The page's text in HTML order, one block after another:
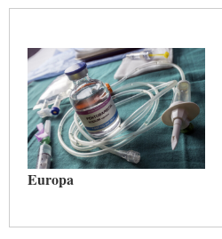
Europa